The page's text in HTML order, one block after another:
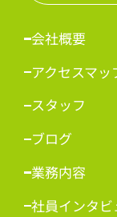
会社概要
アクセスマッ
スタッフ
ブログ
業務内容
社員インタビ